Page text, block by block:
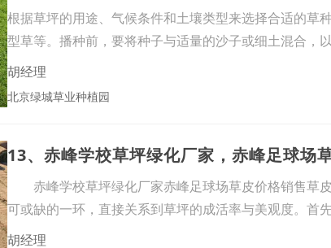
根据草坪的用途、气候条件和土壤类型来选择合适的草
型草等。播种前，要将种子与适量的沙子或细土混合，
械播
胡经理
北京绿城草业种植园
13、‌赤峰学校草坪绿化厂家，赤峰足球场
赤峰学校草坪绿化厂家赤峰足球场草皮价格销售草
可或缺的一环，直接关系到草坪的成活率与美观度。首
能
胡经理